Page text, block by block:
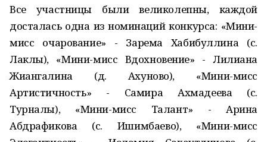
Все участницы были великолепны, каждой
досталась одна из номинаций конкурса: «Мини-
мисс очарование» - Зарема Хабибуллина (с.
Лаклы), «Мини-мисс Вдохновение» - Лилиана
Жиангалина (д. Ахуново), «Мини-мисс
Артистичность» - Самира Ахмадеева (с.
Турналы), «Мини-мисс Талант» - Арина
Абдрафикова (с. Ишимбаево), «Мини-мисс